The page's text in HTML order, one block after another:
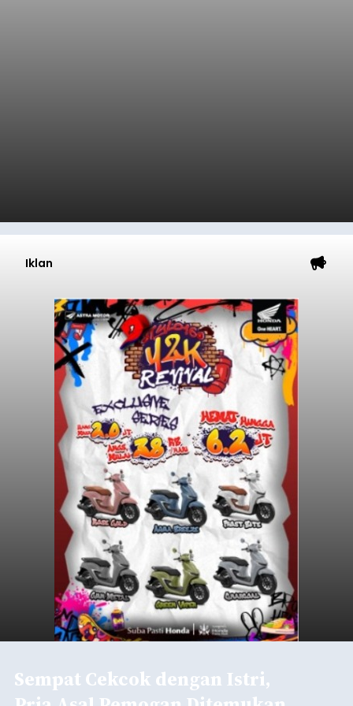
Iklan
Sempat Cekcok dengan Istri,
Pria Asal Pemogan Ditemukan
Tak Bernyawa di Pantai
Purnama
balitribune.co.id I Gianyar -Seorang pria asal
Lingkungan Dalem, Pemogan, Denpasar Selatan,
Kota Denpasar, yang diketahui bernama I Kadek
Dedi Wiranata (35), ditemukan tidak bernyawa di
pesisir Pantai Purnama, Sukawati.
Sebelum ditemukan meninggal dunia, korban
sempat memberitahukan lokasi terakhirnya
melalui pesan singkat WhatsApp dan juga
mengirimkan foto dua botol pembersih lantai ke
Gianyar
Submitted bycontributoronThu, 08/06/2026 - 21:06
Baca Selengkapnya